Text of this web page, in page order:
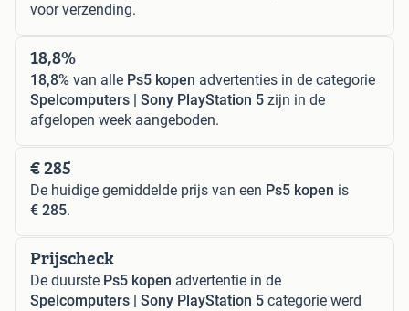
voor verzending.
18,8%
18,8% van alle Ps5 kopen advertenties in de categorie
Spelcomputers | Sony PlayStation 5 zijn in de
afgelopen week aangeboden.
€ 285
De huidige gemiddelde prijs van een Ps5 kopen is
€ 285.
Prijscheck
De duurste Ps5 kopen advertentie in de
Spelcomputers | Sony PlayStation 5 categorie werd